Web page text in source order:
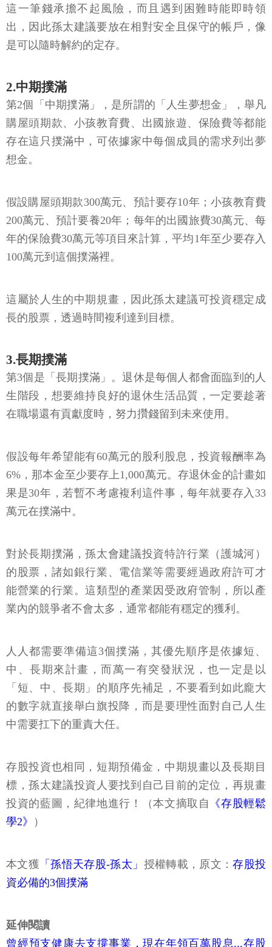
這一筆錢承擔不起風險，而且遇到困難時能即時領
出，因此孫太建議要放在相對安全且保守的帳戶，像
是可以隨時解約的定存。
2.中期撲滿
第2個「中期撲滿」，是所謂的「人生夢想金」，舉凡
購屋頭期款、小孩教育費、出國旅遊、保險費等都能
存在這只撲滿中，可依據家中每個成員的需求列出夢
想金。
假設購屋頭期款300萬元、預計要存10年；小孩教育費
200萬元、預計要養20年；每年的出國旅費30萬元、每
年的保險費30萬元等項目來計算，平均1年至少要存入
100萬元到這個撲滿裡。
這屬於人生的中期規畫，因此孫太建議可投資穩定成
長的股票，透過時間複利達到目標。
3.長期撲滿
第3個是「長期撲滿」。退休是每個人都會面臨到的人
生階段，想要維持良好的退休生活品質，一定要趁著
在職場還有貢獻度時，努力攢錢留到未來使用。
假設每年希望能有60萬元的股利股息，投資報酬率為
6%，那本金至少要存上1,000萬元。存退休金的計畫如
果是30年，若暫不考慮複利這件事，每年就要存入33
萬元在撲滿中。
對於長期撲滿，孫太會建議投資特許行業（護城河）
的股票，諸如銀行業、電信業等需要經過政府許可才
能營業的行業。這類型的產業因受政府管制，所以產
業內的競爭者不會太多，通常都能有穩定的獲利。
人人都需要準備這3個撲滿，其優先順序是依據短、
中、長期來計畫，而萬一有突發狀況，也一定是以
「短、中、長期」的順序先補足，不要看到如此龐大
的數字就直接舉白旗投降，而是要理性面對自己人生
中需要扛下的重責大任。
存股投資也相同，短期預備金，中期規畫以及長期目
標，孫太建議投資人要找到自己目前的定位，再規畫
投資的藍圖，紀律地進行！（本文摘取自
《存股輕鬆
學2》
）
本文獲 「孫悟天存股-孫太」 授權轉載，原文：存股投
資必備的3個撲滿
延伸閱讀
曾經預支健康去支撐事業，現在年領百萬股息...存股